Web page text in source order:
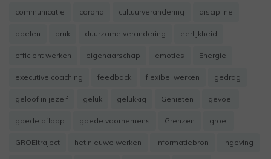
communicatie corona cultuurverandering discipline
doelen druk duurzame verandering eerlijkheid
efficient werken eigenaarschap emoties Energie
executive coaching feedback flexibel werken gedrag
geloof in jezelf geluk gelukkig Genieten gevoel
goede afloop goede voornemens Grenzen groei
GROEItraject het nieuwe werken informatiebron ingeving